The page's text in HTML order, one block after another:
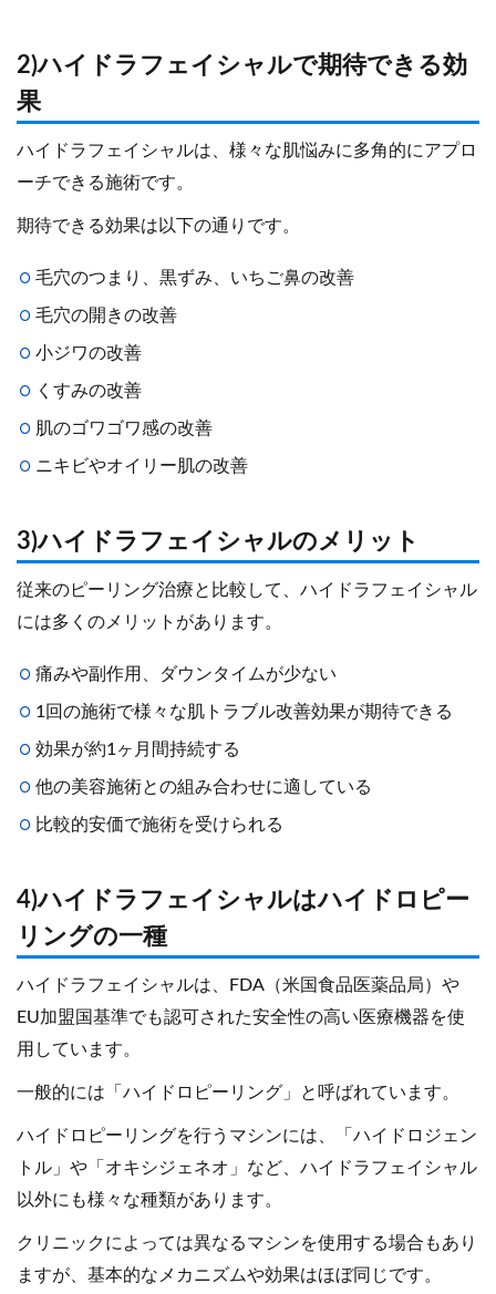
2)ハイドラフェイシャルで期待できる効
果
ハイドラフェイシャルは、様々な肌悩みに多角的にアプロ
ーチできる施術です。
期待できる効果は以下の通りです。
毛穴のつまり、黒ずみ、いちご鼻の改善
毛穴の開きの改善
小ジワの改善
くすみの改善
肌のゴワゴワ感の改善
ニキビやオイリー肌の改善
3)ハイドラフェイシャルのメリット
従来のピーリング治療と比較して、ハイドラフェイシャル
には多くのメリットがあります。
痛みや副作用、ダウンタイムが少ない
1回の施術で様々な肌トラブル改善効果が期待できる
効果が約1ヶ月間持続する
他の美容施術との組み合わせに適している
比較的安価で施術を受けられる
4)ハイドラフェイシャルはハイドロピー
リングの一種
ハイドラフェイシャルは、FDA（米国食品医薬品局）や
EU加盟国基準でも認可された安全性の高い医療機器を使
用しています。
一般的には「ハイドロピーリング」と呼ばれています。
ハイドロピーリングを行うマシンには、「ハイドロジェン
トル」や「オキシジェネオ」など、ハイドラフェイシャル
以外にも様々な種類があります。
クリニックによっては異なるマシンを使用する場合もあり
ますが、基本的なメカニズムや効果はほぼ同じです。